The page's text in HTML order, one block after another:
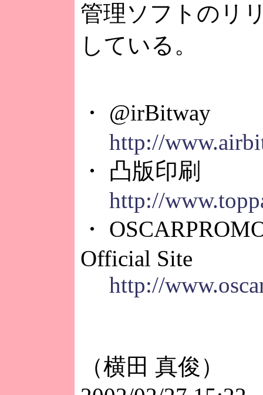
管理ソフトのリ
している。
・ @irBitway
http://
・ 凸版印刷
http://
・
Official Site
http://
（横田 真俊）